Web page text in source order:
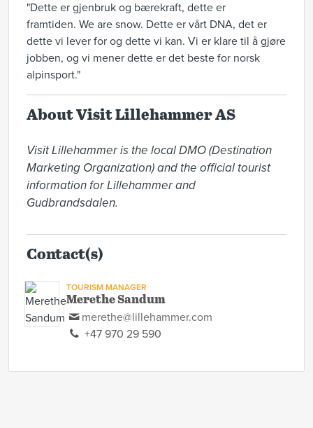
"Dette er gjenbruk og bærekraft, dette er
framtiden. We are snow. Dette er vårt DNA, det er
dette vi lever for og dette vi kan. Vi er klare til å gjøre
jobben, og vi mener dette er det beste for norsk
alpinsport."
About Visit Lillehammer AS
Visit Lillehammer is the local DMO (Destination
Marketing Organization) and the official tourist
information for Lillehammer and
Gudbrandsdalen.
Contact(s)
TOURISM MANAGER
Merethe Sandum
merethe@lillehammer.com
+47 970 29 590